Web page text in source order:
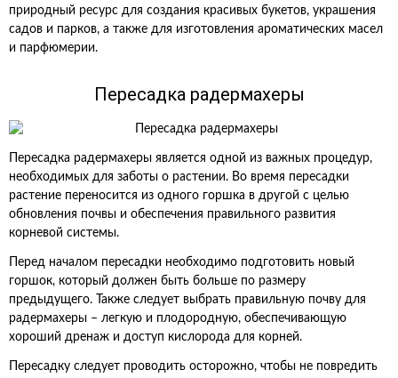
природный ресурс для создания красивых букетов, украшения
садов и парков, а также для изготовления ароматических масел
и парфюмерии.
Пересадка радермахеры
Пересадка радермахеры является одной из важных процедур,
необходимых для заботы о растении. Во время пересадки
растение переносится из одного горшка в другой с целью
обновления почвы и обеспечения правильного развития
корневой системы.
Перед началом пересадки необходимо подготовить новый
горшок, который должен быть больше по размеру
предыдущего. Также следует выбрать правильную почву для
радермахеры – легкую и плодородную, обеспечивающую
хороший дренаж и доступ кислорода для корней.
Пересадку следует проводить осторожно, чтобы не повредить